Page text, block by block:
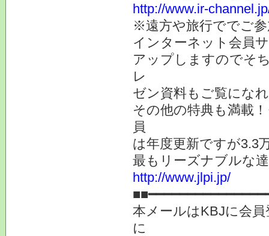
http://www.ir-
※遠方や旅行ででご
インターネット会員
アップしますのでそ
レ
ゼン資料もご覧にな
その他の特典も満載
員
は年度更新ですが3.3
最もリーズナブル
http://www.jlpi.jp/
本メールはKBJに会
に